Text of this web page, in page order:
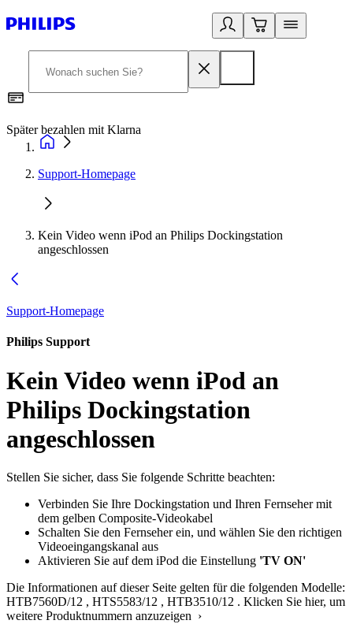
Später bezahlen mit Klarna
Support-Homepage
Kein Video wenn iPod an Philips Dockingstation
angeschlossen
Support-Homepage
Philips Support
Kein Video wenn iPod an
Philips Dockingstation
angeschlossen
Stellen Sie sicher, dass Sie folgende Schritte beachten:
Verbinden Sie Ihre Dockingstation und Ihren Fernseher mit
dem gelben Composite-Videokabel
Schalten Sie den Fernseher ein, und wählen Sie den richtigen
Videoeingangskanal aus
Aktivieren Sie auf dem iPod die Einstellung 'TV ON'
Die Informationen auf dieser Seite gelten für die folgenden Modelle:
HTB7560D/12 , HTS5583/12 , HTB3510/12 . Klicken Sie hier, um
weitere Produktnummern anzuzeigen ›